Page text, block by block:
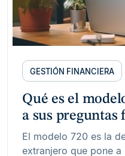
GESTIÓN FINANCIERA
Qué es el
a sus preguntas
El modelo 720 es la
extranjero que pone